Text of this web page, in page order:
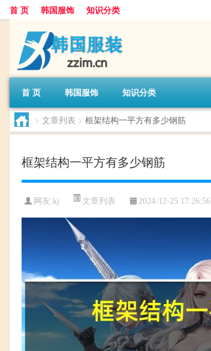
首 页 韩国服饰 知识分类
首 页 韩国服饰 知识分类
> 文章列表 > 框架结构一平方有多少钢筋
框架结构一平方有多少钢筋
网友: kj 文章列表 2024-12-25 17:26:56